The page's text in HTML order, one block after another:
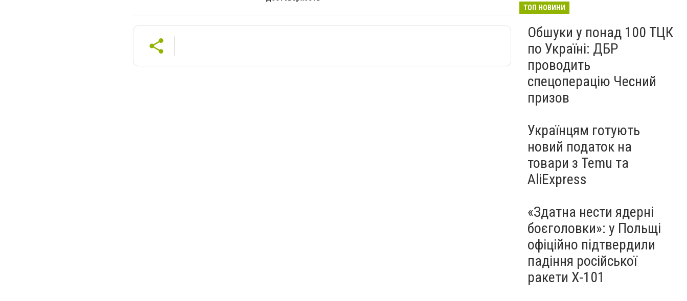
ТОП НОВИНИ
Обшуки у понад 100 ТЦК
по Україні: ДБР
проводить
спецоперацію Чесний
призов
Українцям готують
новий податок на
товари з Temu та
AliExpress
«Здатна нести ядерні
боєголовки»: у Польщі
офіційно підтвердили
падіння російської
ракети Х-101